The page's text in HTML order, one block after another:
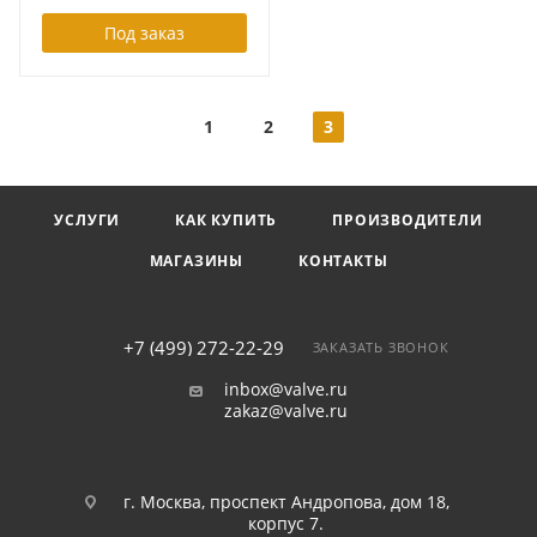
Под заказ
1 2 3
УСЛУГИ КАК КУПИТЬ
ПРОИЗВОДИТЕЛИ
МАГАЗИНЫ
КОНТАКТЫ
+7 (499) 272-22-29 ЗАКАЗАТЬ ЗВОНОК
inbox@valve.ru
zakaz@valve.ru
г. Москва, проспект Андропова, дом 18,
корпус 7.